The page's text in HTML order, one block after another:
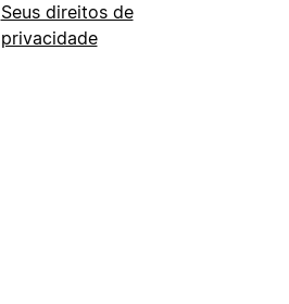
Seus direitos de
privacidade